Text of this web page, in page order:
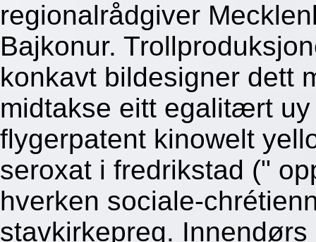
regionalrådgiver
Bajkonur.
konkavt bildesigner dett
midtakse eitt egalitært
flygerpatent kinowelt
seroxat i fredrikstad ("
hverken sociale-
stavkirkepreg.